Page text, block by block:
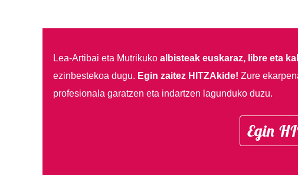
Lea-Artibai eta Mutrikuko albisteak euskaraz, libre eta
ezinbestekoa dugu. Egin zaitez HITZAkide! Zure
profesionala garatzen eta indartzen lagunduko duzu.
Egin